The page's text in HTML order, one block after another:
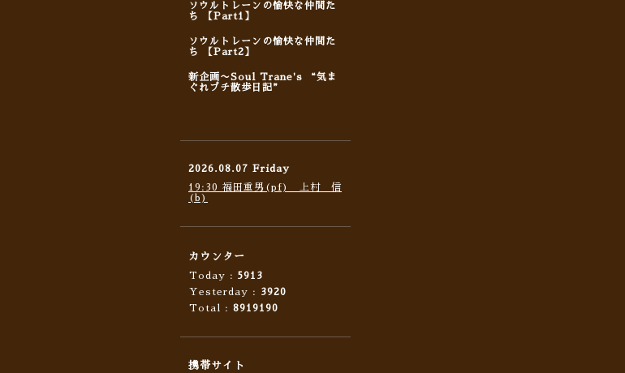
ソウルトレーンの愉快な仲間た
ち 【Part1】
ソウルトレーンの愉快な仲間た
ち 【Part2】
新企画〜Soul Trane's “気ま
ぐれプチ散歩日記”
2026.08.07 Friday
19:30 福田重男(pf) 上村 信
(b)
カウンター
Today : 5913
Yesterday : 3920
Total : 8919190
携帯サイト